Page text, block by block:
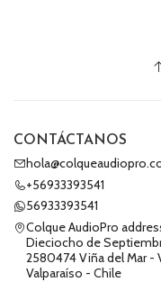
CONTÁCTANOS
+56933393541
56933393541
Colque AudioPro
Dieciocho de
2580474 Viña del Mar -
Valparaíso - Chile